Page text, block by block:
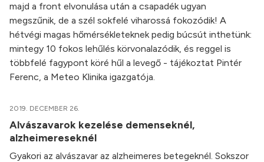
majd a front elvonulása után a csapadék ugyan
megszűnik, de a szél sokfelé viharossá fokozódik! A
hétvégi magas hőmérsékleteknek pedig búcsút inthetünk:
mintegy 10 fokos lehűlés körvonalazódik, és reggel is
többfelé fagypont köré hűl a levegő - tájékoztat Pintér
Ferenc, a Meteo Klinika igazgatója.
2019. DECEMBER 26.
Alvászavarok kezelése demenseknél,
alzheimereseknél
Gyakori az alvászavar az alzheimeres betegeknél. Sokszor